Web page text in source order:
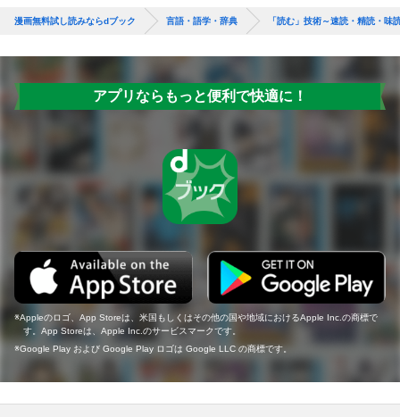
漫画無料試し読みならdブック 言語・語学・辞典 「読む」技術～速読・精読・味
アプリならもっと便利で快適に！
Appleのロゴ、App Storeは、米国もしくはその他の国や地域におけるApple Inc.の商標で
す。App Storeは、Apple Inc.のサービスマークです。
Google Play および Google Play ロゴは Google LLC の商標です。